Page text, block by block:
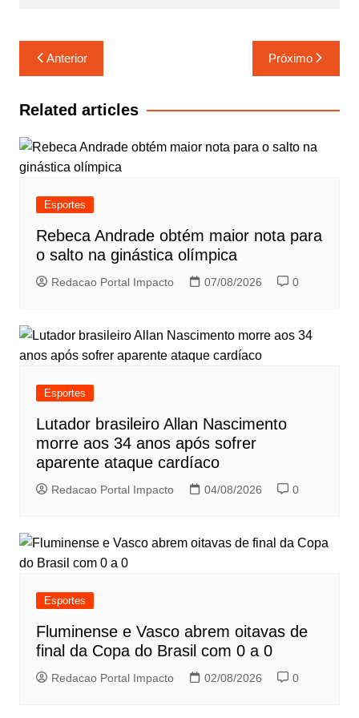
Navegação
de
Post
Anterior Próximo
Related articles
Esportes
Rebeca Andrade obtém maior nota para
o salto na ginástica olímpica
Redacao Portal Impacto 07/08/2026 0
Esportes
Lutador brasileiro Allan Nascimento
morre aos 34 anos após sofrer
aparente ataque cardíaco
Redacao Portal Impacto 04/08/2026 0
Esportes
Fluminense e Vasco abrem oitavas de
final da Copa do Brasil com 0 a 0
Redacao Portal Impacto 02/08/2026 0